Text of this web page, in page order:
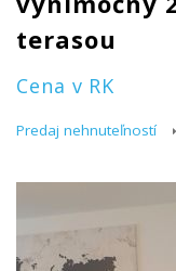
terasou
Cena v RK
Predaj nehnuteľností